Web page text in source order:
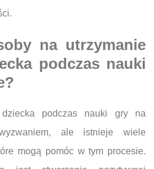
na utrzymanie
podczas nauki
dziecka podczas nauki gry na
ale istnieje wiele
mogą pomóc w tym procesie.